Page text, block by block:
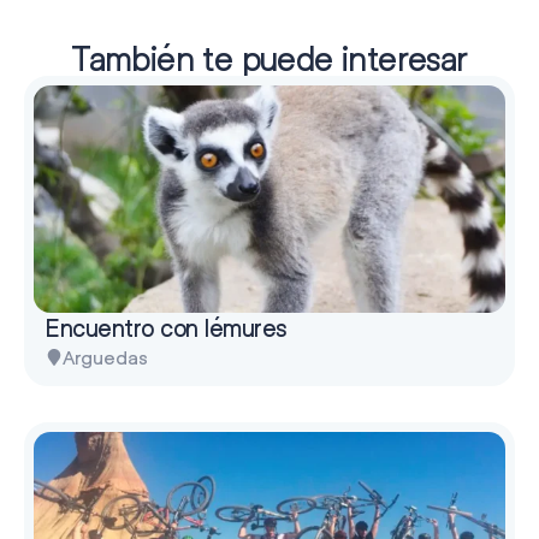
También te puede interesar
Encuentro con lémures
Arguedas